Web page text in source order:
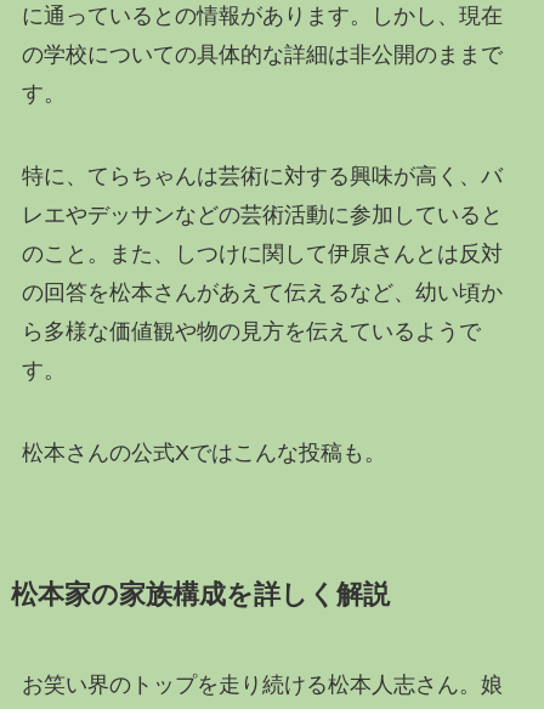
に通っているとの情報があります。しかし、現在
の学校についての具体的な詳細は非公開のままで
す。
特に、てらちゃんは芸術に対する興味が高く、バ
レエやデッサンなどの芸術活動に参加していると
のこと。また、しつけに関して伊原さんとは反対
の回答を松本さんがあえて伝えるなど、幼い頃か
ら多様な価値観や物の見方を伝えているようで
す。
松本さんの公式Xではこんな投稿も。
松本家の家族構成を詳しく解説
お笑い界のトップを走り続ける松本人志さん。娘